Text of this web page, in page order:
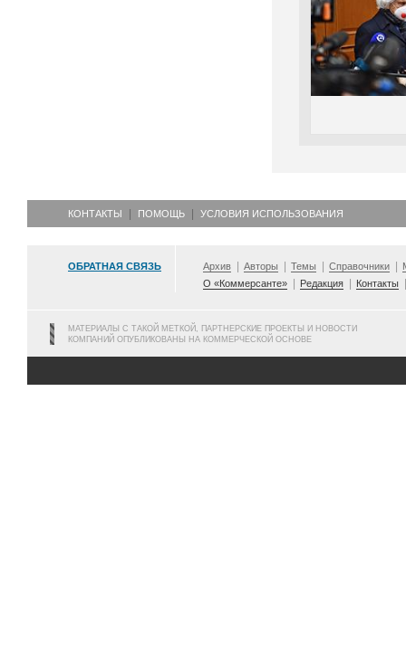
КОНТАКТЫ ПОМОЩЬ УСЛОВИЯ ИСПОЛЬЗОВАНИЯ
ОБРАТНАЯ СВЯЗЬ Архив Авторы Темы Справочники
О «Коммерсанте»
Редакция Контакты
МАТЕРИАЛЫ С ТАКОЙ МЕТКОЙ, ПАРТНЕРСКИЕ ПРОЕКТЫ И НОВОСТИ
КОМПАНИЙ ОПУБЛИКОВАНЫ НА КОММЕРЧЕСКОЙ ОСНОВЕ